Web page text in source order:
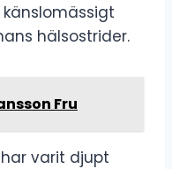
hälsostrider.
Fru
har varit djupt